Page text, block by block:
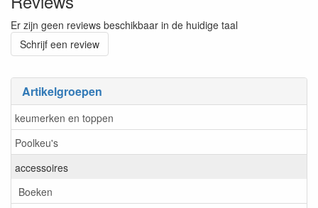
Artikelgroepen
keumerken en toppen
Poolkeu's
accessoires
Boeken
Er zijn geen reviews beschikbaar in de huidige taal
Schrijf een review